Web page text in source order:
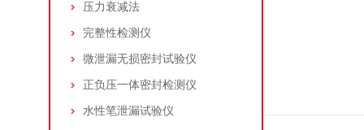
压力衰减法
完整性检测仪
微泄漏无损密封试验仪
正负压一体密封检测仪
水性笔泄漏试验仪